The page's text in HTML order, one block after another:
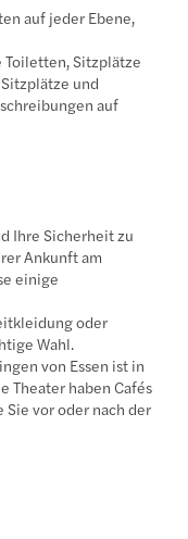
auf jeder Ebene,
Sitzplätze
und
auf
Ihre Sicherheit zu
Ankunft am
einige
oder
Wahl.
von Essen ist in
Theater haben Cafés
Sie vor oder nach der